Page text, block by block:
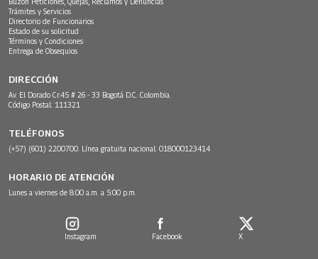
Trámites y Servicios
Directorio de Funcionarios
Estado de su solicitud
Términos y Condiciones
Entrega de Obsequios
DIRECCIÓN
Av. El Dorado Cr.45 # 26 - 33 Bogotá D.C. Colombia.
Código Postal: 111321
TELÉFONOS
(+57) (601) 2200700. Línea gratuita nacional: 018000123414
HORARIO DE ATENCIÓN
Lunes a viernes de 8:00 a.m. a 5:00 p.m.
Instagram Facebook X